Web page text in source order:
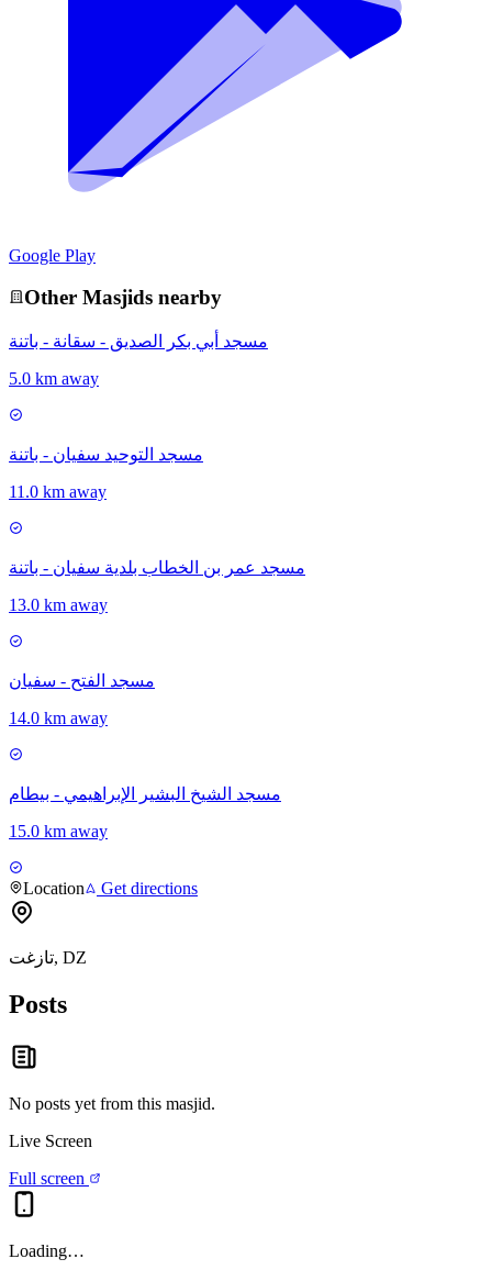
Google Play
Other Masjids nearby
مسجد أبي بكر الصديق - سقانة - باتنة
5.0 km away
مسجد التوحيد سفيان - باتنة
11.0 km away
مسجد عمر بن الخطاب بلدية سفيان - باتنة
13.0 km away
مسجد الفتح - سفيان
14.0 km away
مسجد الشيخ البشير الإبراهيمي - بيطام
15.0 km away
Location Get directions
تازغت, DZ
Posts
No posts yet from this masjid.
Live Screen
Full screen
Loading…